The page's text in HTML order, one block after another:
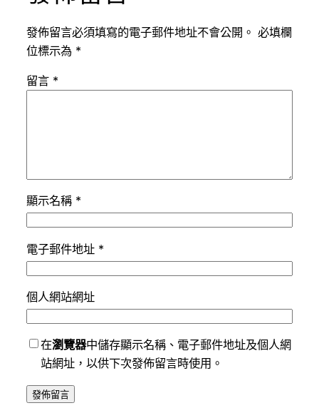
發佈留言必須填寫的電子郵件地址不會公開。 必填欄
位標示為 *
留言 *
顯示名稱 *
電子郵件地址 *
個人網站網址
在瀏覽器中儲存顯示名稱、電子郵件地址及個人網
站網址，以供下次發佈留言時使用。